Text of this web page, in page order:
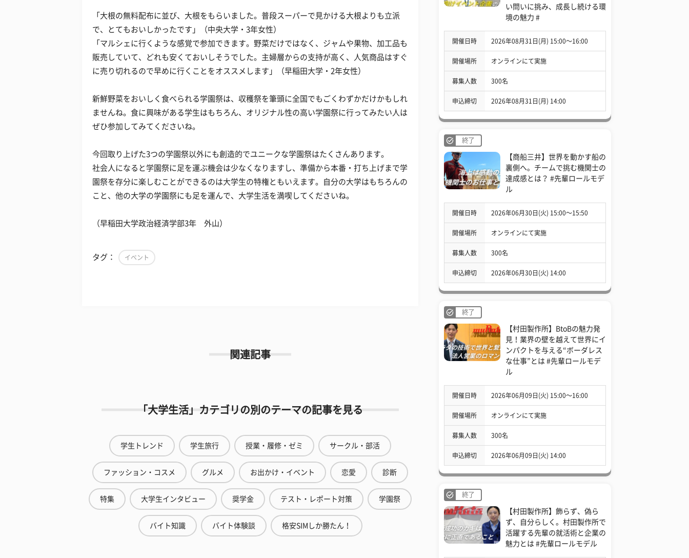
「大根の無料配布に並び、大根をもらいました。普段スーパーで見かける大根よりも立派
で、とてもおいしかったです」（中央大学・3年女性）
「マルシェに行くような感覚で参加できます。野菜だけではなく、ジャムや果物、加工品も
販売していて、どれも安くておいしそうでした。主婦層からの支持が高く、人気商品はすぐ
に売り切れるので早めに行くことをオススメします」（早稲田大学・2年女性）
新鮮野菜をおいしく食べられる学園祭は、収穫祭を筆頭に全国でもごくわずかだけかもしれ
ませんね。食に興味がある学生はもちろん、オリジナル性の高い学園祭に行ってみたい人は
ぜひ参加してみてくださいね。
今回取り上げた3つの学園祭以外にも創造的でユニークな学園祭はたくさんあります。
社会人になると学園祭に足を運ぶ機会は少なくなりますし、準備から本番・打ち上げまで学
園祭を存分に楽しむことができるのは大学生の特権ともいえます。自分の大学はもちろんの
こと、他の大学の学園祭にも足を運んで、大学生活を満喫してくださいね。
（早稲田大学政治経済学部3年 外山）
タグ： イベント
関連記事
「大学生活」カテゴリの別のテーマの記事を見る
学生トレンド 学生旅行 授業・履修・ゼミ サークル・部活
ファッション・コスメ グルメ お出かけ・イベント 恋愛 診断
特集 大学生インタビュー 奨学金 テスト・レポート対策 学園祭
バイト知識 バイト体験談 格安SIMしか勝たん！
い問いに挑み、成長し続ける環
境の魅力 #
開催日時 2026年08月31日(月) 15:00〜16:00
開催場所 オンラインにて実施
募集人数 300名
申込締切 2026年08月31日(月) 14:00
終了
【商船三井】世界を動かす船の
裏側へ。チームで挑む機関士の
達成感とは？ #先輩ロールモデ
ル
開催日時 2026年06月30日(火) 15:00〜15:50
開催場所 オンラインにて実施
募集人数 300名
申込締切 2026年06月30日(火) 14:00
終了
【村田製作所】BtoBの魅力発
見！業界の壁を越えて世界にイ
ンパクトを与える“ボーダレス
な仕事”とは #先輩ロールモデ
ル
開催日時 2026年06月09日(火) 15:00〜16:00
開催場所 オンラインにて実施
募集人数 300名
申込締切 2026年06月09日(火) 14:00
終了
【村田製作所】飾らず、偽ら
ず、自分らしく。村田製作所で
活躍する先輩の就活術と企業の
魅力とは #先輩ロールモデル